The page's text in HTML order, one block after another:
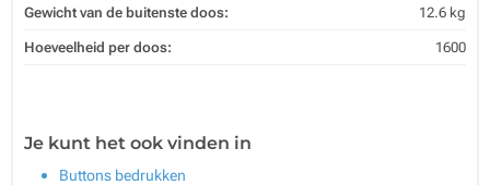
Gewicht van de buitenste doos: 12.6 kg
Hoeveelheid per doos: 1600
Je kunt het ook vinden in
Buttons bedrukken